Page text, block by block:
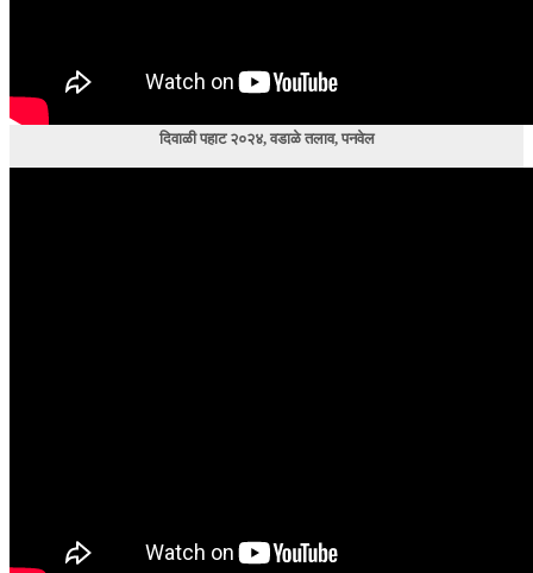
दिवाळी पहाट २०२४, वडाळे तलाव, पनवेल